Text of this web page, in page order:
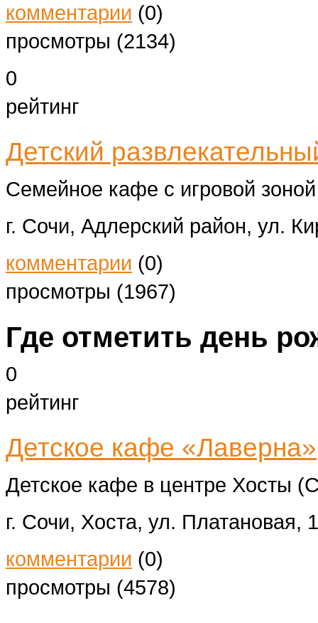
комментарии (0)
просмотры (2134)
0
рейтинг
Детский
Семейное кафе с игровой
г. Сочи, Адлерский район, ул.
комментарии (0)
просмотры (1967)
Где отметить день
0
рейтинг
Детское кафе «Лаверна»
Детское кафе в центре Хосты
г. Сочи, Хоста, ул. Платановая,
комментарии (0)
просмотры (4578)